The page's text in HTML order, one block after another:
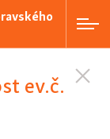
ev.č.